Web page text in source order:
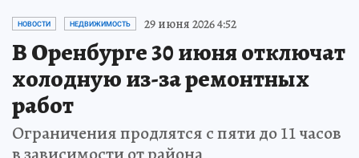
НОВОСТИ НЕДВИЖИМОСТЬ 29 июня 2026 4:52
В Оренбурге 30 июня отключат
холодную из-за ремонтных
работ
Ограничения продлятся с пяти до 11 часов